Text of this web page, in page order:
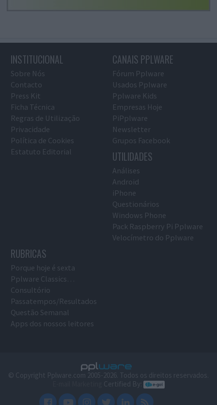
INSTITUCIONAL
Sobre Nós
Contacto
Press Kit
Ficha Técnica
Regras de Utilização
Privacidade
Política de Cookies
Estatuto Editorial
CANAIS PPLWARE
Fórum Pplware
Usados Pplware
Pplware Kids
Empresas Hoje
PiPplware
Newsletter
Grupos Facebook
UTILIDADES
Análises
Android
iPhone
Questionários
Windows Phone
Pack Raspberry Pi Pplware
Velocímetro do Pplware
RUBRICAS
Porque hoje é sexta
Pplware Classics…
Consultório
Passatempos/Resultados
Questão Semanal
Apps dos nossos leitores
© Copyright Pplware.com 2005-2026. Todos os direitos reservados.
Certified By: